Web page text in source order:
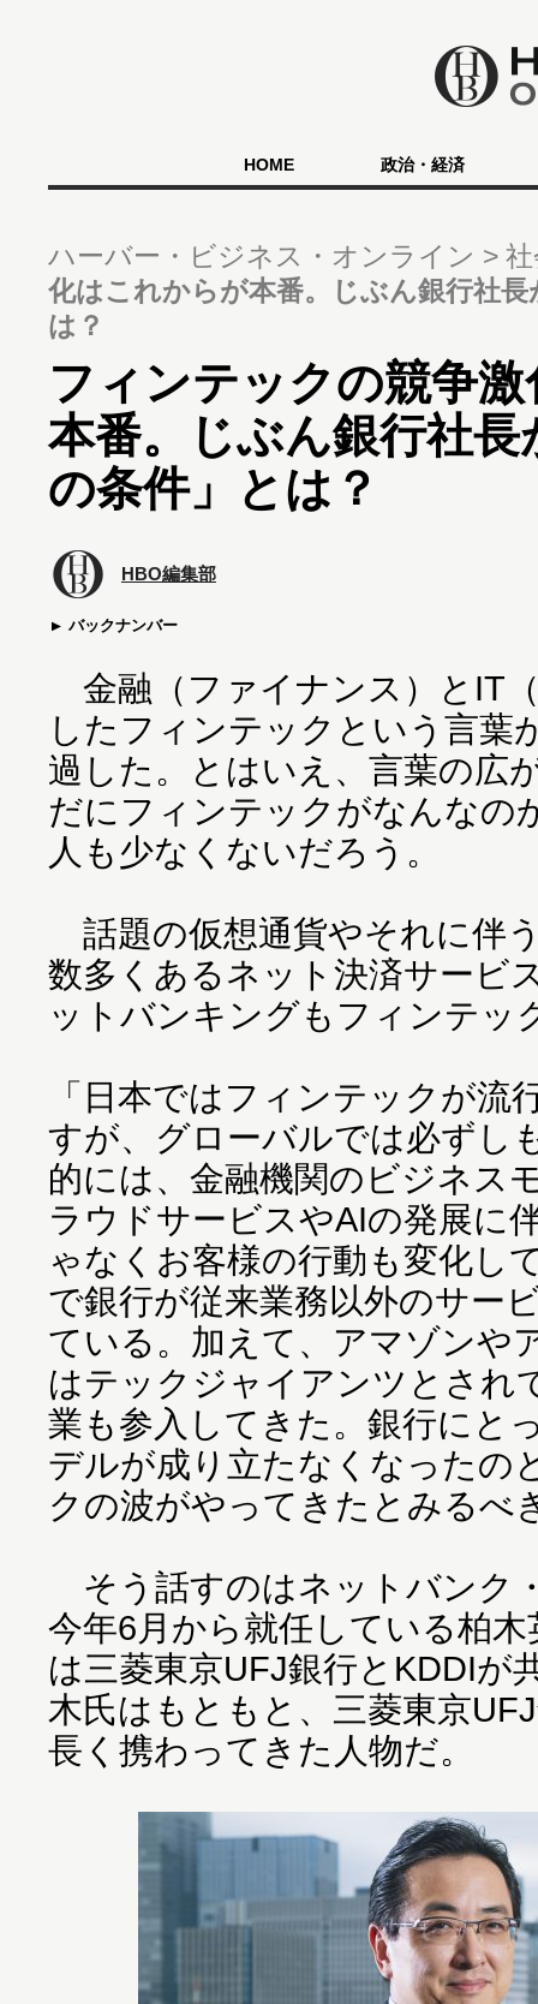
HOME 政治・経済
ハーバー・ビジネス・オンライン
化はこれからが本番。じぶん銀行社
は？
フィンテックの競争
本番。じぶん銀行社
の条件」とは？
HBO編集部
バックナンバー
金融（ファイナンス）とIT
したフィンテックという言葉
過した。とはいえ、言葉の広
だにフィンテックがなんなの
人も少なくないだろう。
話題の仮想通貨やそれに伴
数多くあるネット決済サービ
ットバンキングもフィンテッ
「日本ではフィンテックが流
すが、グローバルでは必ずし
的には、金融機関のビジネス
ラウドサービスやAIの発展に
ゃなくお客様の行動も変化し
で銀行が従来業務以外のサー
ている。加えて、アマゾンや
はテックジャイアンツとされ
業も参入してきた。銀行にと
デルが成り立たなくなったの
クの波がやってきたとみるべ
そう話すのはネットバンク
今年6月から就任している柏
は三菱東京UFJ銀行とKDDIが
木氏はもともと、三菱東京
長く携わってきた人物だ。